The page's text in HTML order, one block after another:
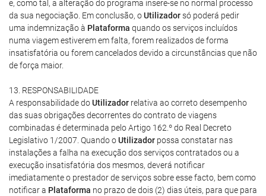
e, como tal, a alteração do programa insere-se no normal processo
da sua negociação. Em conclusão, oUtilizadorsó poderá pedir
uma indemnização à Plataforma quando os serviços incluídos
numa viagem estiverem em falta, forem realizados de forma
insatisfatória ou forem cancelados devido a circunstâncias que não
de força maior.
13. RESPONSABILIDADE
A responsabilidade doUtilizador relativa ao correto desempenho
das suas obrigações decorrentes do contrato de viagens
combinadas é determinada pelo Artigo 162.º do Real Decreto
Legislativo 1/2007. Quando oUtilizador possa constatar nas
instalações a falha na execução dos serviços contratados ou a
execução insatisfatória dos mesmos, deverá notificar
imediatamente o prestador de serviços sobre esse facto, bem como
notificar a Plataforma no prazo de dois (2) dias úteis, para que para